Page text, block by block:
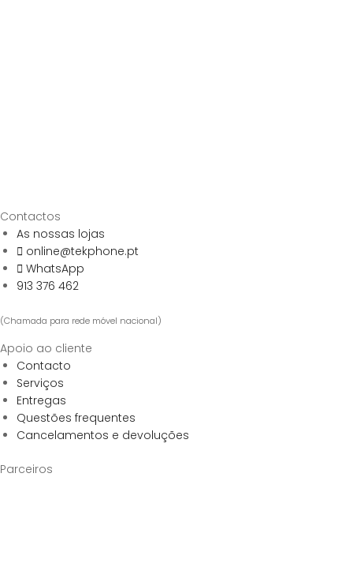
Contactos
As nossas lojas
online@tekphone.pt
WhatsApp
913 376 462
(Chamada para rede móvel nacional)
Apoio ao cliente
Contacto
Serviços
Entregas
Questões frequentes
Cancelamentos e devoluções
Parceiros